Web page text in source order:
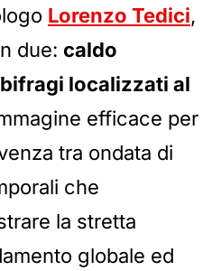
Lorenzo Tedici,
due: caldo
localizzati al
efficace per
tra ondata di
che
la stretta
globale ed